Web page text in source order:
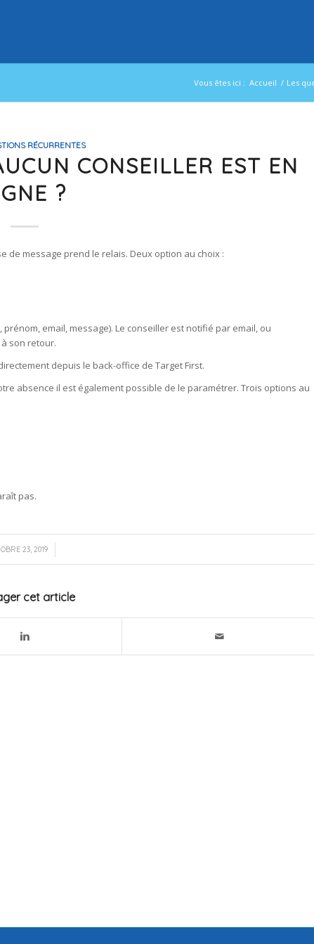
Vous êtes ici : Accueil / Les
RÉCURRENTES
CONSEILLER EST EN
?
de message prend le relais. Deux option au choix :
email, message). Le conseiller est notifié par email, ou
son retour.
depuis le back-office de Target First.
absence il est également possible de le paramétrer. Trois options au
pas.
23, 2019
/
cet article